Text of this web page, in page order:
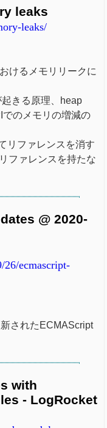
leaks
leaks/
けるメモリリークに
きる原理、heap
でのメモリの増減の
リファレンスを消す
ファレンスを持たな
@ 2020-
26/ecmascript-
されたECMAScript
with
- LogRocket